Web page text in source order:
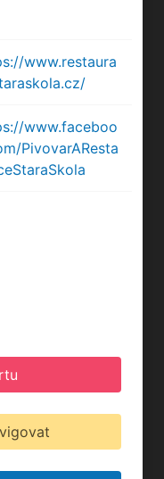
www.restaura
www.faceboo
PivovarAResta